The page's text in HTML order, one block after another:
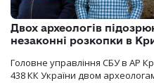
Двох археологів
незаконні розкопки в
Головне управління СБУ в АР
438 КК України двом